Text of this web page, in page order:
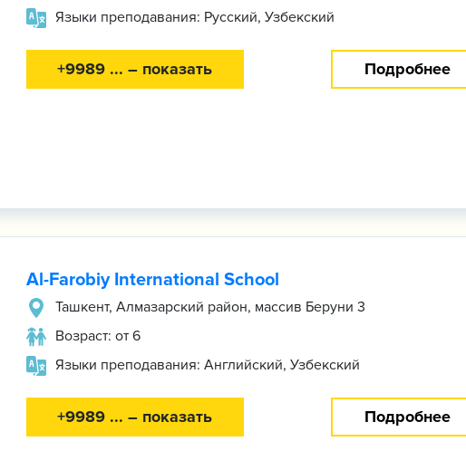
Языки преподавания: Русский, Узбекский
+9989 ... – показать Подробнее
Al-Farobiy International School
Ташкент, Алмазарский район, массив Беруни 3
Возраст: от 6
Языки преподавания: Английский, Узбекский
+9989 ... – показать Подробнее